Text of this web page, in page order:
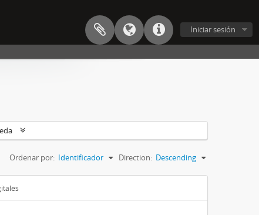
Iniciar sesión
Ordenar por: Identificador Direction: Descending